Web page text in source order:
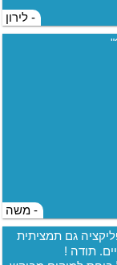
- לירון
- משה
גם תמציתית
תודה !